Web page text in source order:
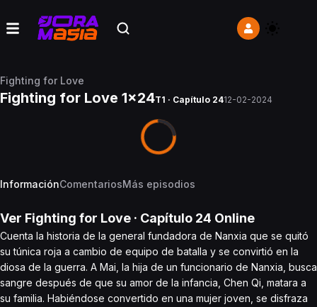
Fighting for Love
Fighting for Love 1x24T1 · Capítulo 2412-02-2024
InformaciónComentariosMás episodios
Ver Fighting for Love · Capítulo 24 Online
Cuenta la historia de la general fundadora de Nanxia que se quitó
su túnica roja a cambio de equipo de batalla y se convirtió en la
diosa de la guerra. A Mai, la hija de un funcionario de Nanxia, busca
sangre después de que su amor de la infancia, Chen Qi, matara a
su familia. Habiéndose convertido en una mujer joven, se disfraza